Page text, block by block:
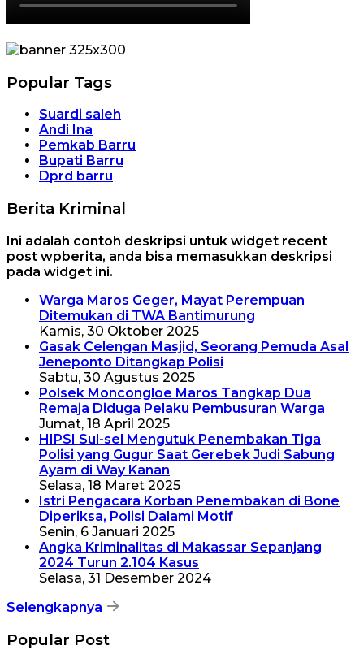
Popular Tags
Suardi saleh
Andi Ina
Pemkab Barru
Bupati Barru
Dprd barru
Berita Kriminal
Ini adalah contoh deskripsi untuk widget recent
post wpberita, anda bisa memasukkan deskripsi
pada widget ini.
Warga Maros Geger, Mayat Perempuan
Ditemukan di TWA Bantimurung
Kamis, 30 Oktober 2025
Gasak Celengan Masjid, Seorang Pemuda Asal
Jeneponto Ditangkap Polisi
Sabtu, 30 Agustus 2025
Polsek Moncongloe Maros Tangkap Dua
Remaja Diduga Pelaku Pembusuran Warga
Jumat, 18 April 2025
HIPSI Sul-sel Mengutuk Penembakan Tiga
Polisi yang Gugur Saat Gerebek Judi Sabung
Ayam di Way Kanan
Selasa, 18 Maret 2025
Istri Pengacara Korban Penembakan di Bone
Diperiksa, Polisi Dalami Motif
Senin, 6 Januari 2025
Angka Kriminalitas di Makassar Sepanjang
2024 Turun 2.104 Kasus
Selasa, 31 Desember 2024
Selengkapnya
Popular Post